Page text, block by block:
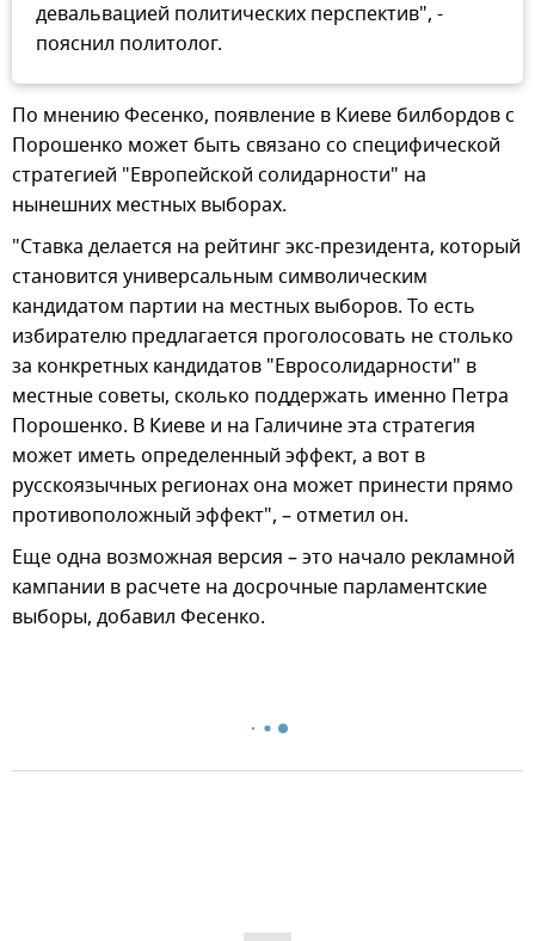
девальвацией политических перспектив", -
пояснил политолог.
По мнению Фесенко, появление в Киеве билбордов с
Порошенко может быть связано со специфической
стратегией "Европейской солидарности" на
нынешних местных выборах.
"Ставка делается на рейтинг экс-президента, который
становится универсальным символическим
кандидатом партии на местных выборов. То есть
избирателю предлагается проголосовать не столько
за конкретных кандидатов "Евросолидарности" в
местные советы, сколько поддержать именно Петра
Порошенко. В Киеве и на Галичине эта стратегия
может иметь определенный эффект, а вот в
русскоязычных регионах она может принести прямо
противоположный эффект", – отметил он.
Еще одна возможная версия – это начало рекламной
кампании в расчете на досрочные парламентские
выборы, добавил Фесенко.